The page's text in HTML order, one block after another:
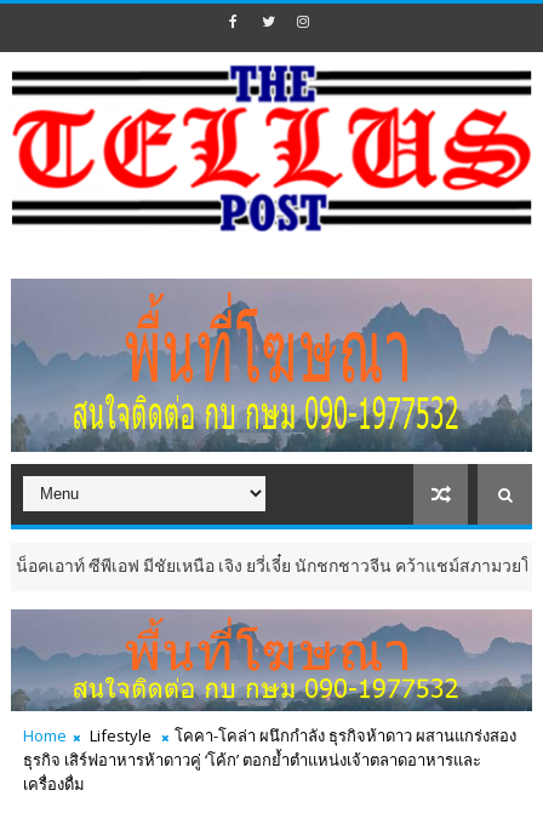
พีเอฟ มีชัยเหนือ เจิง ยวี่เจี๋ย นักชกชาวจีน คว้าแชม์สภามวยโลกแห่งเอเชีย
Home Lifestyle
โคคา-โคล่า ผนึกกำลัง ธุรกิจห้าดาว ผสานแกร่งสอง
ธุรกิจ เสิร์ฟอาหารห้าดาวคู่ ‘โค้ก’ ตอกย้ำตำแหน่งเจ้าตลาดอาหารและ
เครื่องดื่ม